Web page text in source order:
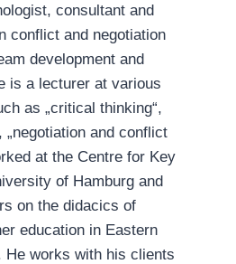
consultant and
conflict and negotiation
development and
is a lecturer at various
as „critical thinking“,
„negotiation and conflict
at the Centre for Key
of Hamburg and
on the didacics of
education in Eastern
He works with his clients